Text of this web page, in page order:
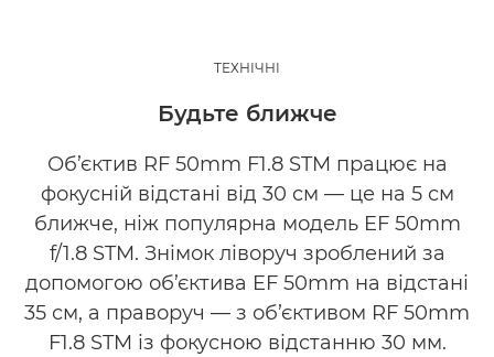
ТЕХНІЧНІ
Будьте ближче
Об’єктив RF 50mm F1.8 STM працює на
фокусній відстані від 30 см — це на 5 см
ближче, ніж популярна модель EF 50mm
f/1.8 STM. Знімок ліворуч зроблений за
допомогою об’єктива EF 50mm на відстані
35 см, а праворуч — з об’єктивом RF 50mm
F1.8 STM із фокусною відстанню 30 мм.